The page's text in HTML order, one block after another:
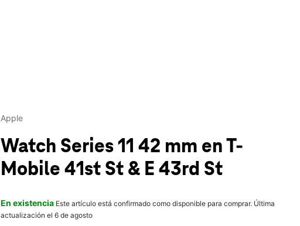
Apple
Watch Series 11 42 mm en T-
Mobile 41st St & E 43rd St
En existencia Este artículo está confirmado como disponible para comprar. Última
actualización el 6 de agosto